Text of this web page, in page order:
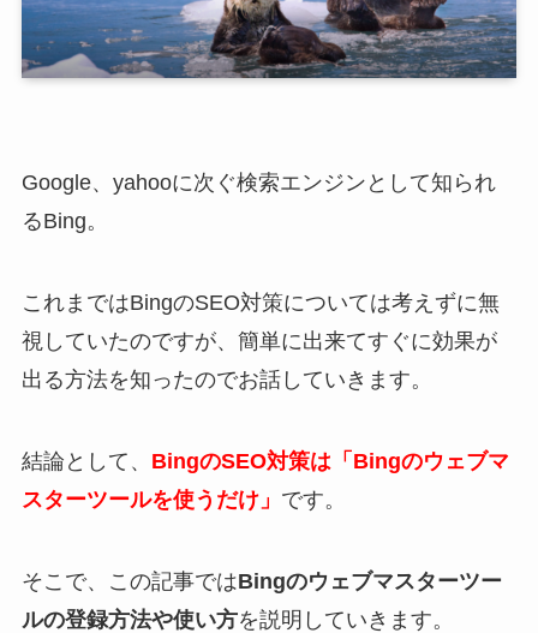
Google、yahooに次ぐ検索エンジンとして知られ
るBing。
これまではBingのSEO対策については考えずに無
視していたのですが、簡単に出来てすぐに効果が
出る方法を知ったのでお話していきます。
結論として、 BingのSEO対策は「Bingのウェブマ
スターツールを使うだけ」 です。
そこで、この記事ではBingのウェブマスターツー
ルの登録方法や使い方を説明していきます。